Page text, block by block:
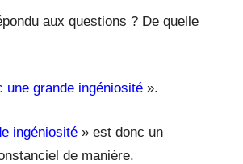
aux questions ? De quelle
une grande ingéniosité ».
ingéniosité » est donc un
de manière.